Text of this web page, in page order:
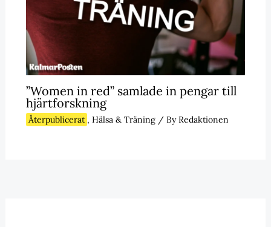
”Women in red” samlade in pengar till
hjärtforskning
Återpublicerat , Hälsa & Träning/ ByRedaktionen